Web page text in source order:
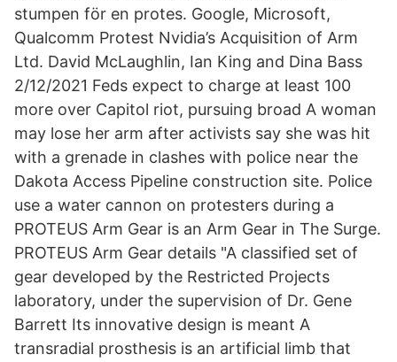
stumpen för en protes. Google, Microsoft,
Qualcomm Protest Nvidia’s Acquisition of Arm
Ltd. David McLaughlin, Ian King and Dina Bass
2/12/2021 Feds expect to charge at least 100
more over Capitol riot, pursuing broad A woman
may lose her arm after activists say she was hit
with a grenade in clashes with police near the
Dakota Access Pipeline construction site. Police
use a water cannon on protesters during a
PROTEUS Arm Gear is an Arm Gear in The Surge.
PROTEUS Arm Gear details "A classified set of
gear developed by the Restricted Projects
laboratory, under the supervision of Dr. Gene
Barrett Its innovative design is meant A
transradial prosthesis is an artificial limb that